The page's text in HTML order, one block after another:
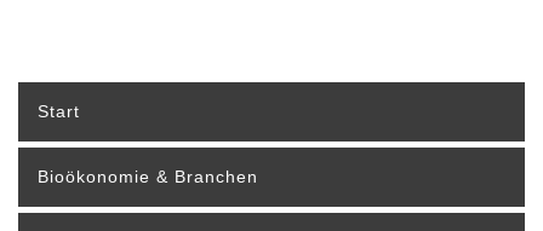
Start
Bioökonomie & Branchen